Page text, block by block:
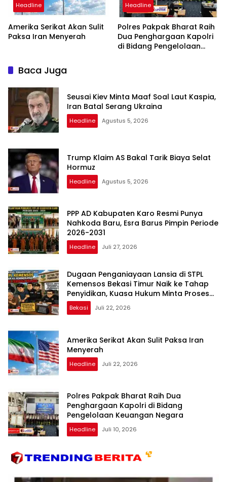
Headline
Amerika Serikat Akan Sulit
Paksa Iran Menyerah
Headline
Polres Pakpak Bharat Raih
Dua Penghargaan Kapolri
di Bidang Pengelolaan
Baca Juga
Seusai Kiev Minta Maaf Soal Laut Kaspia,
Iran Batal Serang Ukraina
Headline Agustus 5, 2026
Trump Klaim AS Bakal Tarik Biaya Selat
Hormuz
Headline Agustus 5, 2026
PPP AD Kabupaten Karo Resmi Punya
Nahkoda Baru, Esra Barus Pimpin Periode
2026-2031
Headline Juli 27, 2026
Dugaan Penganiayaan Lansia di STPL
Kemensos Bekasi Timur Naik ke Tahap
Penyidikan, Kuasa Hukum Minta Proses
Transparan dan Bebas Intervensi
Bekasi Juli 22, 2026
Amerika Serikat Akan Sulit Paksa Iran
Menyerah
Headline Juli 22, 2026
Polres Pakpak Bharat Raih Dua
Penghargaan Kapolri di Bidang
Pengelolaan Keuangan Negara
Headline Juli 10, 2026